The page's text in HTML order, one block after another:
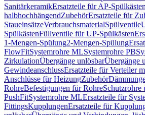
SanitärkeramikErsatzteile für AP-
halbhochhängendZubehörErsatzteile für
StaueinsätzeVerbrauchsmaterialSpülventile
SpülkästenFüllventile für UP-Spülkästen
1-Mengen-Spülung2-Mengen-Spülung
FlowFitSystemrohre MLSystemrohre PB
ZirkulationÜbergänge unlösbarÜbergänge
GewindeanschlussErsatzteile für Verteiler
Anschlüsse für HeizungZubehör
RohreBefestigungen für RohreSchutzrohre
PushFitSystemrohre MLErsatzteile für
FittingsKupplungenErsatzteile für